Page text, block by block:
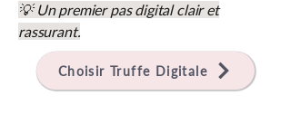
💡 Un premier pas digital clair et
rassurant.
Choisir Truffe Digitale